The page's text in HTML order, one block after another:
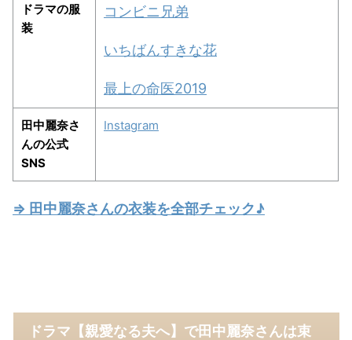
ドラマの服
装
コンビニ兄弟
いちばんすきな花
最上の命医2019
田中麗奈さ
んの公式
SNS
Instagram
⇒ 田中麗奈さんの衣装を全部チェック♪
ドラマ【親愛なる夫へ】で田中麗奈さんは束